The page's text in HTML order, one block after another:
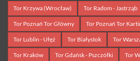
Tor Krzywa (Wrocław) Tor Radom - Jastrząb
Tor Poznań Tor Główny Tor Poznań Tor
Tor Lublin - Ułęż Tor Białystok Tor
Tor Kraków Tor Gdańsk - Pszczółki Tor